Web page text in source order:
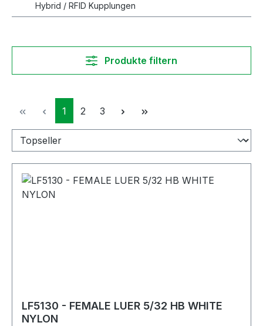
Hybrid / RFID Kupplungen
Produkte filtern
Seite
1 Seite
2 Seite
3
LF5130 - FEMALE LUER 5/32 HB WHITE
NYLON